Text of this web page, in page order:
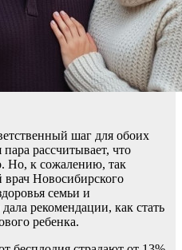
шаг для обоих
рассчитывает, что
Но, к сожалению, так
врач Новосибирского
семьи и
рекомендации, как стать
ребенка.